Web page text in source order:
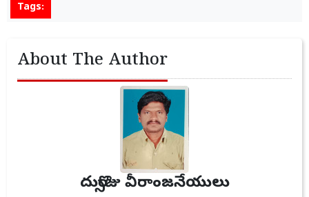
Tags:
About The Author
దుర్సొజు వీరాంజనేయులు